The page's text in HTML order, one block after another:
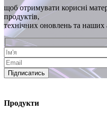
щоб отримувати корисні
продуктів,
технічних оновлень та наших
Підписатись
Продукти